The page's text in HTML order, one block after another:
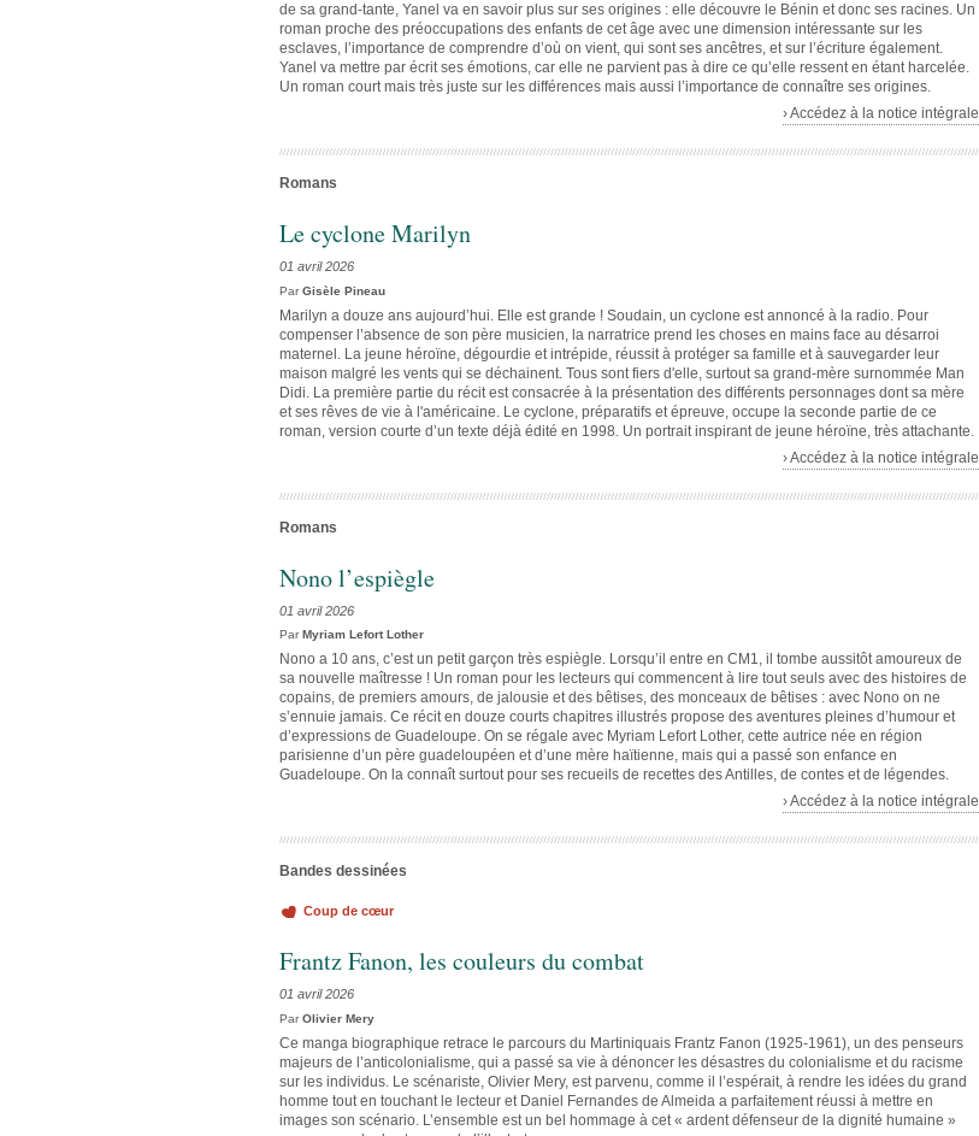
de sa grand-tante, Yanel va en savoir plus sur ses origines : elle découvre le Bénin et donc ses racines. Un
roman proche des préoccupations des enfants de cet âge avec une dimension intéressante sur les
esclaves, l’importance de comprendre d’où on vient, qui sont ses ancêtres, et sur l’écriture également.
Yanel va mettre par écrit ses émotions, car elle ne parvient pas à dire ce qu’elle ressent en étant harcelée.
Un roman court mais très juste sur les différences mais aussi l’importance de connaître ses origines.
› Accédez à la notice intégrale
Romans
Le cyclone Marilyn
01 avril 2026
ParGisèle Pineau
Marilyn a douze ans aujourd’hui. Elle est grande ! Soudain, un cyclone est annoncé à la radio. Pour
compenser l’absence de son père musicien, la narratrice prend les choses en mains face au désarroi
maternel. La jeune héroïne, dégourdie et intrépide, réussit à protéger sa famille et à sauvegarder leur
maison malgré les vents qui se déchainent. Tous sont fiers d'elle, surtout sa grand-mère surnommée Man
Didi. La première partie du récit est consacrée à la présentation des différents personnages dont sa mère
et ses rêves de vie à l'américaine. Le cyclone, préparatifs et épreuve, occupe la seconde partie de ce
roman, version courte d’un texte déjà édité en 1998. Un portrait inspirant de jeune héroïne, très attachante.
› Accédez à la notice intégrale
Romans
Nono l’espiègle
01 avril 2026
ParMyriam Lefort Lother
Nono a 10 ans, c’est un petit garçon très espiègle. Lorsqu’il entre en CM1, il tombe aussitôt amoureux de
sa nouvelle maîtresse ! Un roman pour les lecteurs qui commencent à lire tout seuls avec des histoires de
copains, de premiers amours, de jalousie et des bêtises, des monceaux de bêtises : avec Nono on ne
s’ennuie jamais. Ce récit en douze courts chapitres illustrés propose des aventures pleines d’humour et
d’expressions de Guadeloupe. On se régale avec Myriam Lefort Lother, cette autrice née en région
parisienne d’un père guadeloupéen et d’une mère haïtienne, mais qui a passé son enfance en
Guadeloupe. On la connaît surtout pour ses recueils de recettes des Antilles, de contes et de légendes.
› Accédez à la notice intégrale
Bandes dessinées
Coup de cœur
Frantz Fanon, les couleurs du combat
01 avril 2026
ParOlivier Mery
Ce manga biographique retrace le parcours du Martiniquais Frantz Fanon (1925-1961), un des penseurs
majeurs de l’anticolonialisme, qui a passé sa vie à dénoncer les désastres du colonialisme et du racisme
sur les individus. Le scénariste, Olivier Mery, est parvenu, comme il l’espérait, à rendre les idées du grand
homme tout en touchant le lecteur et Daniel Fernandes de Almeida a parfaitement réussi à mettre en
images son scénario. L’ensemble est un bel hommage à cet « ardent défenseur de la dignité humaine »